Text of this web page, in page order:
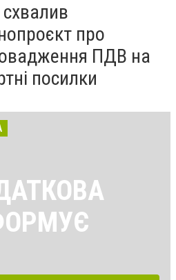
про
ПДВ на
посилки